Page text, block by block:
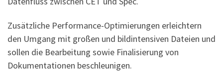
Zusätzliche Performance-Optimierungen erleichtern
den Umgang mit großen und bildintensiven Dateien und
sollen die Bearbeitung sowie Finalisierung von
Dokumentationen beschleunigen.